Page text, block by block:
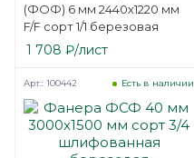
(ФОФ) 6 мм 2440х1220 мм
F/F сорт 1/1 березовая
1 708 ₽/лист
Есть в наличии
Арт.: 100442